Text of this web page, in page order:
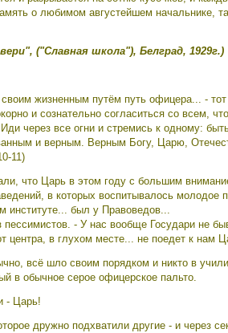
о любимом августейшем начальнике,
("Славная школа"), Белград, 1929г.)
жизненным путём путь офицера... -
и сознательно согласиться со всем,
через все огни и стремись к одному:
и верным. Верным Богу, Царю,
11)
что Царь в этом году с большим
в которых воспитывалось молодое
был у Правоведов...
пессимистов. - У нас вообще Государи не
центра, в глухом месте... не поедет к нам
всё шло своим порядком и никто в
в обычное серое офицерское пальто.
- Царь!
дружно подхватили другие - и через